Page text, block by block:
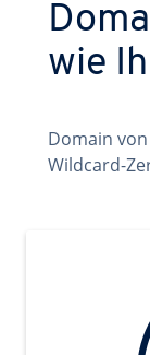
wie
Domain von
Wildcard-